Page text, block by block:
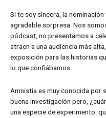
Si te soy sincera, la
agradable sorpresa. Nos
pódcast, no presentamos a
atraen a una audiencia más
exposición para las historias
lo que confiábamos.
Amnistía es muy conocida por
buena investigación pero,
una especie de experimento: